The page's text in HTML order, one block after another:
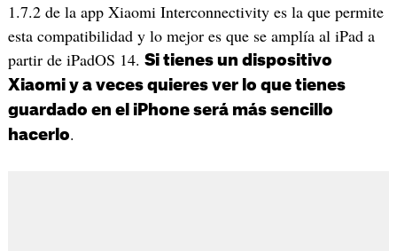
1.7.2 de la app Xiaomi Interconnectivity es la que permite
esta compatibilidad y lo mejor es que se amplía al iPad a
partir de iPadOS 14. Si tienes un dispositivo
Xiaomi y a veces quieres ver lo que tienes
guardado en el iPhone será más sencillo
hacerlo.